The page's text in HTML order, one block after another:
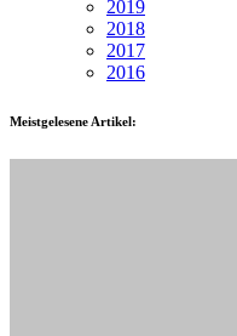
2019
2018
2017
2016
Meistgelesene Artikel: